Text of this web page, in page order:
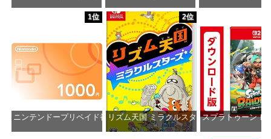
価格：¥1,650 価格：¥2,980
1位
ニンテンドープリペイド番号 1000円|オンラインコード版
2位
リズム天国 ミラクルスターズ -Switch
スプラトゥーン レ